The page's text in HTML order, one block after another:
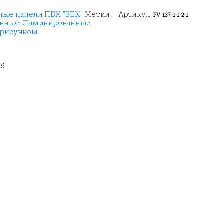
Артикул: PV-137-1-1-2-1
панели ПВХ "ВЕК" Метки:
,Ламинированные,